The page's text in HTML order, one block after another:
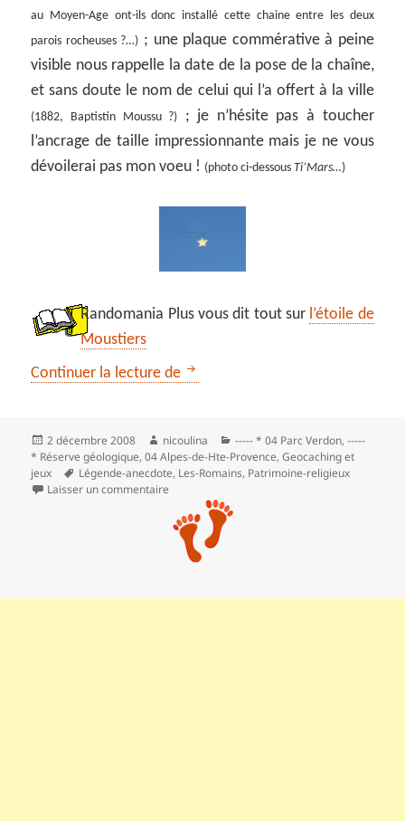
au Moyen-Age ont-ils donc installé cette chaine entre les deux
parois rocheuses ?…) ; une plaque commérative à peine
visible nous rappelle la date de la pose de la chaîne,
et sans doute le nom de celui qui l’a offert à la ville
(1882, Baptistin Moussu ?)
; je n’hésite pas à toucher
l’ancrage de taille impressionnante mais je ne vous
dévoilerai pas mon voeu ! (photo ci-dessousTi’Mars…)
Randomania Plus vous dit tout sur l’étoile de
Moustiers
Continuer la lecture de *** Le sentier de la chaîne à
Publié
le
2 décembre 2008 Auteur
nicoulina Catégories
----- * 04 Parc Verdon,-----
* Réserve géologique,04 Alpes-de-Hte-Provence,Geocaching et
jeux
Mots-
clés
Légende-anecdote, Les‑Romains, Patrimoine-religieux
Laisser un commentaire sur *** Le sentier de la chaîne à Moustiers